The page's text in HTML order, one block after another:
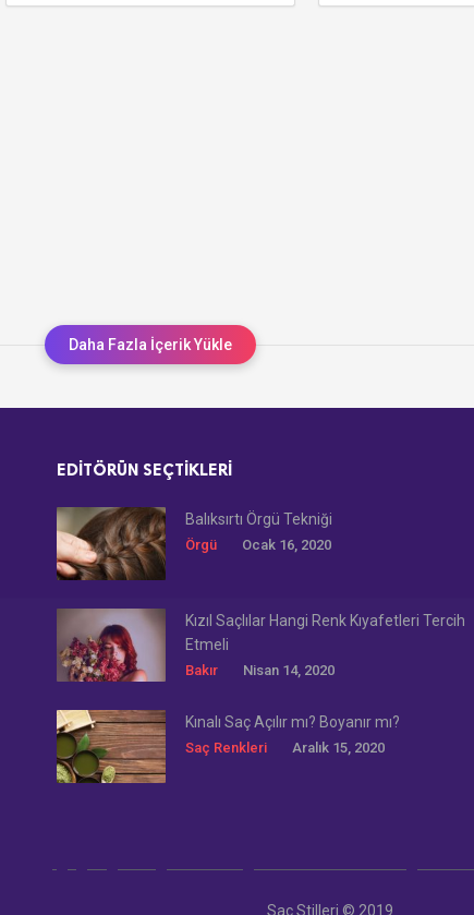
Daha Fazla İçerik Yükle
EDITÖRÜN SEÇTIKLERI
Balıksırtı Örgü Tekniği
Örgü Ocak 16, 2020
Kızıl Saçlılar Hangi Renk Kıyafetleri Tercih
Etmeli
Bakır Nisan 14, 2020
Kınalı Saç Açılır mı? Boyanır mı?
Saç Renkleri Aralık 15, 2020
Saç Stilleri © 2019